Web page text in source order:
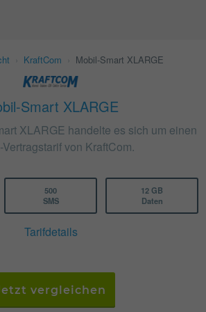
KraftCom Mobil-Smart XLARGE
Smart XLARGE
XLARGE handelte es sich um einen
von KraftCom.
500
SMS
12 GB
Daten
Tarifdetails
vergleichen